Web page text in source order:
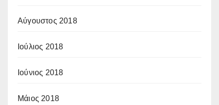
Αύγουστος 2018
Ιούλιος 2018
Ιούνιος 2018
Μάιος 2018